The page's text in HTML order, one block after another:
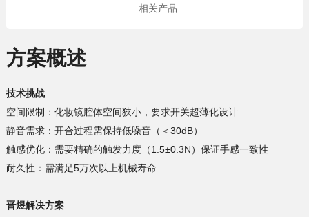
相关产品
方案概述
技术挑战
空间限制：化妆镜腔体空间狭小，要求开关超薄化设计
静音需求：开合过程需保持低噪音（＜30dB）
触感优化：需要精确的触发力度（1.5±0.3N）保证手感一致性
耐久性：需满足5万次以上机械寿命
晋煜解决方案